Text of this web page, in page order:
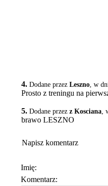
4. Dodane przez Leszno, w
Prosto z treningu na
5. Dodane przez z Kosciana,
brawo LESZNO
Napisz komentarz
Imię:
Komentarz: